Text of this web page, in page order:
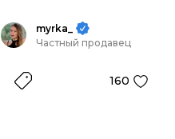
myrka_
Частный продавец
160